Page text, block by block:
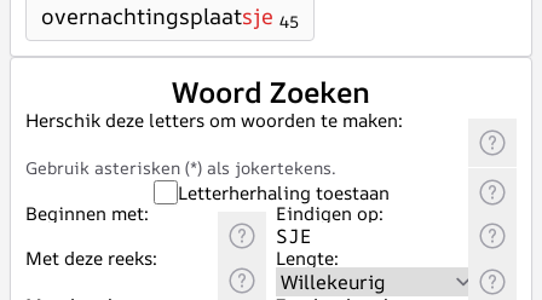
overnachtingsplaatsje 45
Woord Zoeken
Herschik deze letters om woorden te maken:
Gebruik asterisken (*) als jokertekens.
Letterherhaling toestaan
Beginnen met:
Eindigen op:
Met deze reeks:
Lengte: